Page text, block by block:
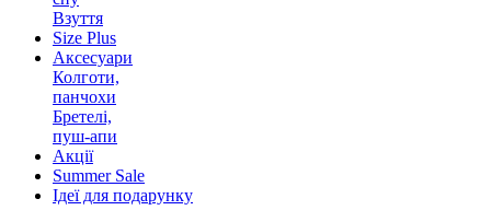
Взуття
Size Plus
Аксесуари
Колготи,
панчохи
Бретелі,
пуш-апи
Акції
Summer Sale
Ідеї для подарунку